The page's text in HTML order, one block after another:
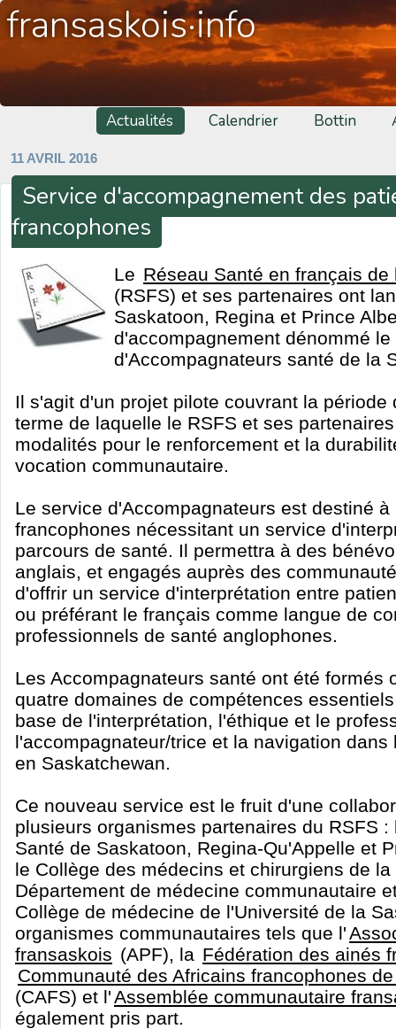
fransaskois·info
Actualités Calendrier Bottin
11 AVRIL 2016
Service d'accompagnement des
francophones
Le Réseau Santé en français
(RSFS) et ses partenaires ont
Saskatoon, Regina et Prince
d'accompagnement dénommé le
d'Accompagnateurs santé de la
Il s'agit d'un projet pilote couvrant la période
terme de laquelle le RSFS et ses
modalités pour le renforcement et la
vocation communautaire.
Le service d'Accompagnateurs est destiné
francophones nécessitant un service
parcours de santé. Il permettra à des
anglais, et engagés auprès des
d'offrir un service d'interprétation entre
ou préférant le français comme langue de
professionnels de santé anglophones.
Les Accompagnateurs santé ont été formés
quatre domaines de compétences
base de l'interprétation, l'éthique et le
l'accompagnateur/trice et la navigation
en Saskatchewan.
Ce nouveau service est le fruit d'une
plusieurs organismes partenaires du RSFS
Santé de Saskatoon, Regina-Qu'Appelle et
le Collège des médecins et chirurgiens de
Département de médecine communautaire
Collège de médecine de l'Université de la
organismes communautaires tels que l'
fransaskois (APF), la Fédération des ainés
Communauté des Africains francophones
(CAFS) et l'Assemblée communautaire
également pris part.